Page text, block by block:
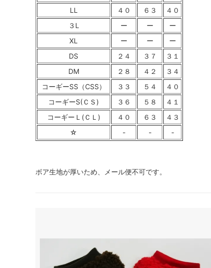
LL
４０ ６３
４０
３L
ー ー
ー
XL
ー ー
ー
DS
２４ ３７
３１
DM
２８ ４２
３４
コーギーSS（CSS）
３３ ５４
４０
コーギーS(ＣＳ)
３６ ５８
４１
コーギーＬ(ＣＬ)
４０ ６３
４３
☆
- - -
ボア生地が厚いため、メール便不可です。